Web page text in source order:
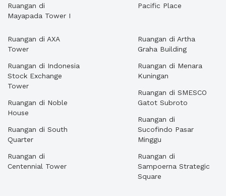
Ruangan di
Mayapada Tower I
Pacific Place
Ruangan di AXA
Tower
Ruangan di Indonesia
Stock Exchange
Tower
Ruangan di Noble
House
Ruangan di South
Quarter
Ruangan di
Centennial Tower
Ruangan di Artha
Graha Building
Ruangan di Menara
Kuningan
Ruangan di SMESCO
Gatot Subroto
Ruangan di
Sucofindo Pasar
Minggu
Ruangan di
Sampoerna Strategic
Square